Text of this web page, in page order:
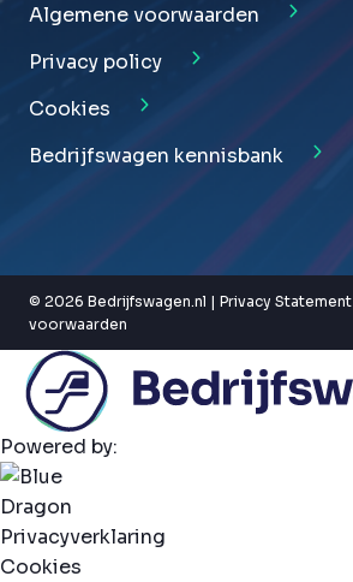
Algemene voorwaarden
Privacy policy
Cookies
Bedrijfswagen kennisbank
© 2026 Bedrijfswagen.nl | Privacy Statement
voorwaarden
Powered by:
Privacyverklaring
Cookies